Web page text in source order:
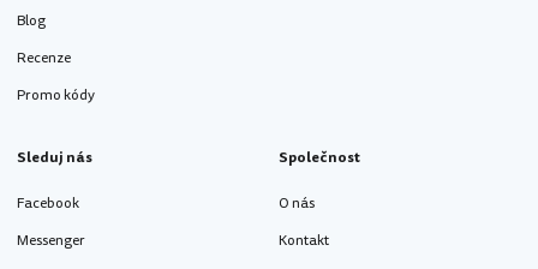
Blog
Recenze
Promo kódy
Sleduj nás
Facebook
Messenger
Společnost
O nás
Kontakt